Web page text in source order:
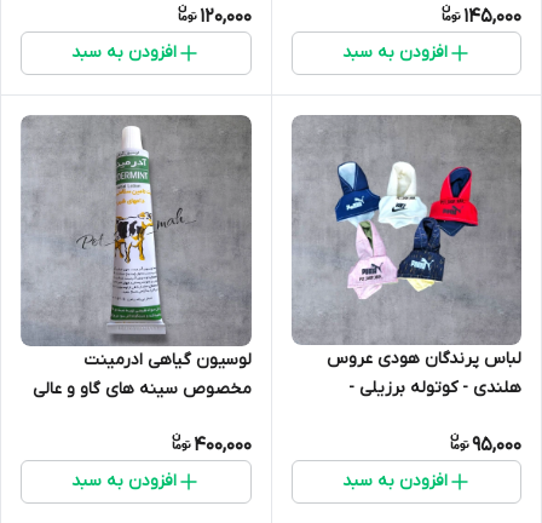
145,000
افزودن به سبد
120,000
افزودن به سبد
لباس پرندگان هودی عروس
هلندی - کوتوله برزیلی -
95,000
افزودن به سبد
لوسیون گیاهی ادرمینت
مخصوص سینه های گاو و عالی
400,000
افزودن به سبد